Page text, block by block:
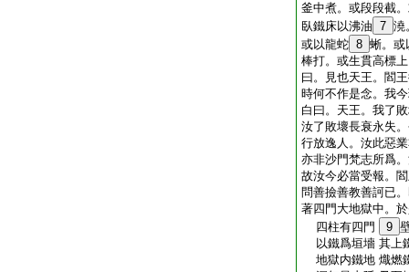
釜中煮。或段段截
臥鐵床以沸油 7 澆
或以龍蛇 8 蜥。或
棒打。或生貫高標
曰。見也天王。閻
時何不作是念。我
白曰。天王。我了
汝了敗壞長衰永失
行放逸人。汝此惡
亦非沙門梵志所爲
故汝今必當受報。
問善撿善教善訶已
著四門大地獄中。
四柱有四門
9
以鐵爲垣墻 其上
地獄内鐵地 熾燃